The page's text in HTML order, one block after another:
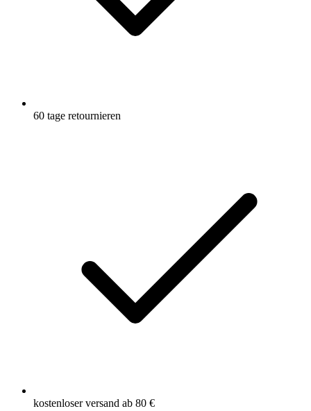
60 tage retournieren
kostenloser versand ab 80 €